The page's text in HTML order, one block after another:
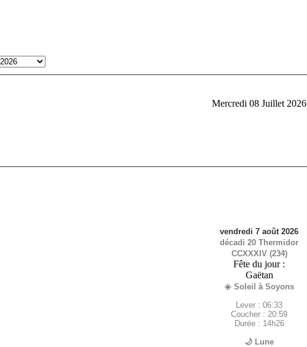
Mercredi 08 Juillet 2026
vendredi 7 août 2026
décadi 20 Thermidor
CCXXXIV (234)
Fête du jour :
Gaëtan
☀️ Soleil à Soyons
Lever : 06:33
Coucher : 20:59
Durée : 14h26
🌙 Lune